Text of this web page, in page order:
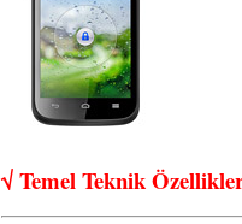
√ Temel Teknik Öze